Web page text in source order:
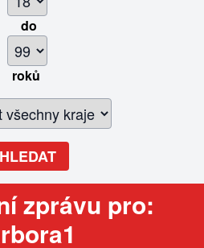
do
roků
HLEDAT
zprávu pro: